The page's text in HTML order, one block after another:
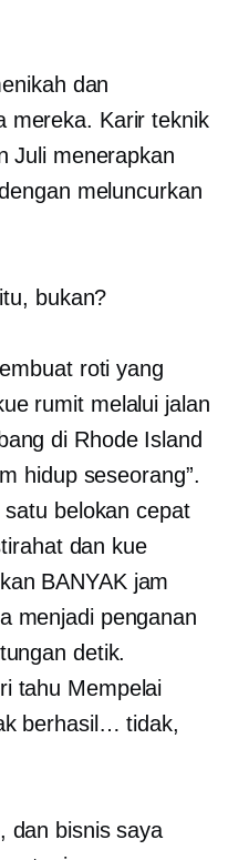
dan
mereka. Karir teknik
Juli menerapkan
meluncurkan
bukan?
roti yang
rumit melalui jalan
di Rhode Island
hidup seseorang”.
belokan cepat
dan kue
BANYAK jam
menjadi penganan
detik.
tahu Mempelai
berhasil… tidak,
dan bisnis saya